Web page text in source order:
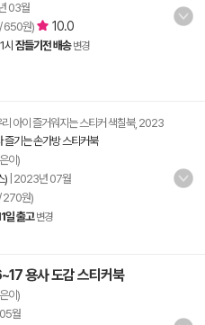
03월
650원) 10.0
시 잠들기전 배송 변경
아이 즐거워지는 스티커 색칠북, 2023
즐기는 손가방 스티커북
이)
) 2023년 07월
270원)
일 출고 변경
용사 도감 스티커북
이)
월